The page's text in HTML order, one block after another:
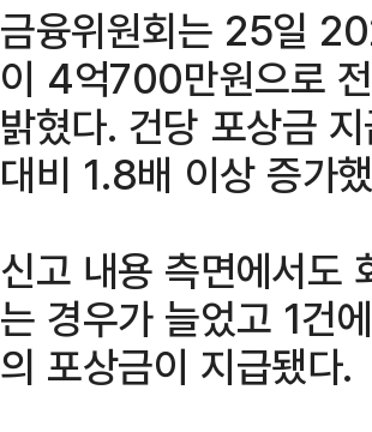
금융위원회는 25일
이 4억700만원으로
밝혔다. 건당 포상금
대비 1.8배 이상 증가
신고 내용 측면에서도
는 경우가 늘었고 1건
의 포상금이 지급됐다.